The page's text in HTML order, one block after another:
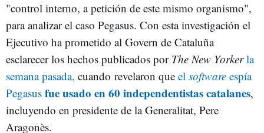
"control interno, a petición de este mismo organismo",
para analizar el caso Pegasus. Con esta investigación el
Ejecutivo ha prometido al Govern de Cataluña
esclarecer los hechos publicados por The New Yorker la
semana pasada, cuando revelaron que el software espía
Pegasus fue usado en 60 independentistas catalanes,
incluyendo en presidente de la Generalitat, Pere
Aragonès.